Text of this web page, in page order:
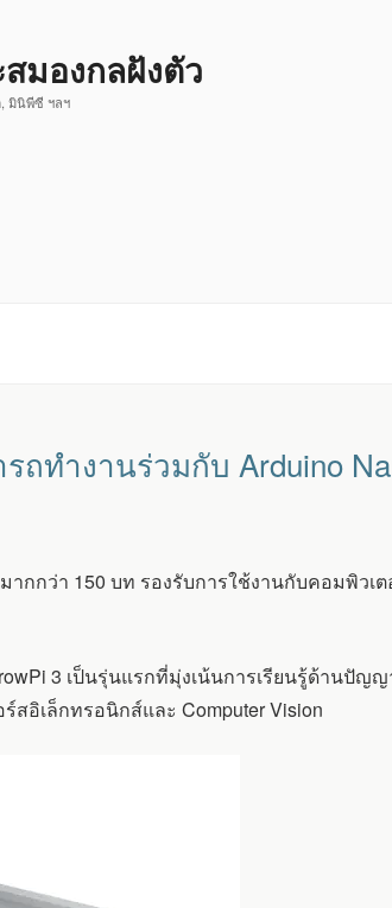
มองกลฝังตัว
, มินิพีซี ฯลฯ
ถทำงานร่วมกับ Arduino
กกว่า 150 บท รองรับการใช้งานกับคอมพิวเต
3 เป็นรุ่นแรกที่มุ่งเน้นการเรียนรู้ด้านปัญ
สอิเล็กทรอนิกส์และ Computer Vision